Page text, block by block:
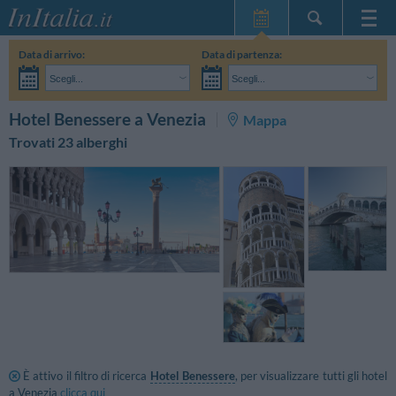
Home Page
Le mie Prenotazioni
InItalia Club
Lingua
Data di arrivo:
Scegli...
Data di partenza:
Scegli...
Hotel Benessere a Venezia
Mappa
Trovati 23 alberghi
È attivo il filtro di ricerca Hotel Benessere, per visualizzare tutti gli hotel
a Venezia clicca qui